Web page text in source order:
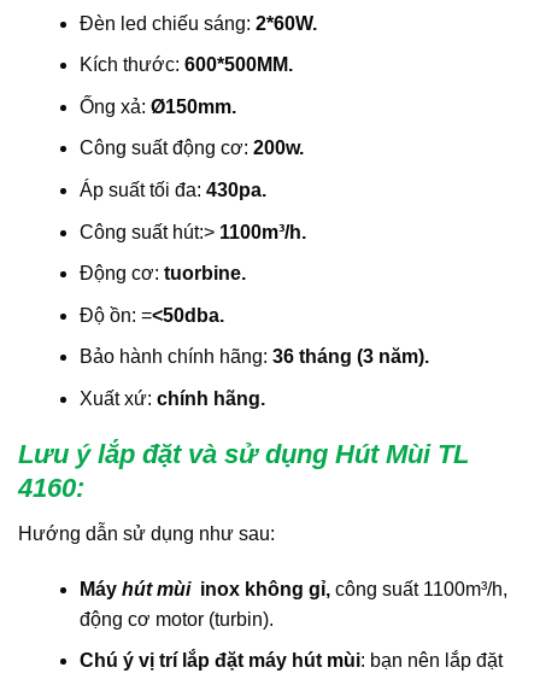
Đèn led chiếu sáng: 2*60W.
Kích thước: 600*500MM.
Ống xả: Ø150mm.
Công suất động cơ: 200w.
Áp suất tối đa: 430pa.
Công suất hút:> 1100m³/h.
Động cơ: tuorbine.
Độ ồn: =<50dba.
Bảo hành chính hãng: 36 tháng (3 năm).
Xuất xứ: chính hãng.
Lưu ý lắp đặt và sử dụng Hút Mùi TL
4160:
Hướng dẫn sử dụng như sau:
Máy hút mùiinox không gỉ,công suất 1100m³/h,
động cơ motor (turbin).
Chú ý vị trí lắp đặt máy hút mùi: bạn nên lắp đặt